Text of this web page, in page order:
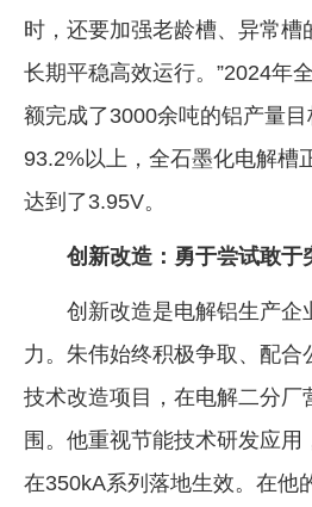
时，还要加强老龄槽、异常槽
长期平稳高效运行。”2024年
额完成了3000余吨的铝产量目
93.2%以上，全石墨化电解槽
达到了3.95V。
创新改造：勇于尝试敢于
创新改造是电解铝生产企
力。朱伟始终积极争取、配合
技术改造项目，在电解二分厂
围。他重视节能技术研发应用
在350kA系列落地生效。在他